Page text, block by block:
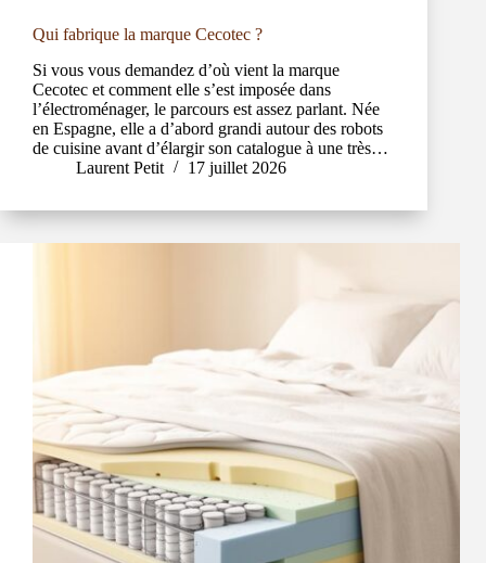
Qui fabrique la marque Cecotec ?
Si vous vous demandez d’où vient la marque
Cecotec et comment elle s’est imposée dans
l’électroménager, le parcours est assez parlant. Née
en Espagne, elle a d’abord grandi autour des robots
de cuisine avant d’élargir son catalogue à une très…
Laurent Petit
17 juillet 2026